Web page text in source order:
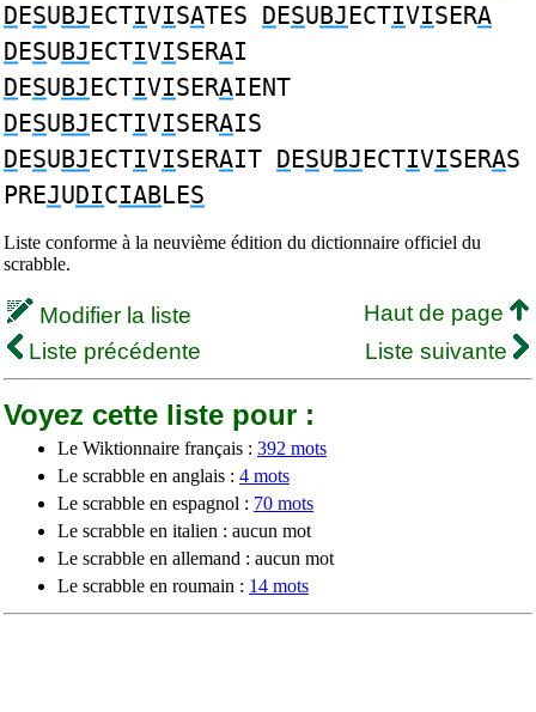
DESUBJECTIVISATES DESUBJECTIVISERA
DESUBJECTIVISERAI
DESUBJECTIVISERAIENT
DESUBJECTIVISERAIS
DESUBJECTIVISERAIT DESUBJECTIVISERAS
PREJUDICIABLES
Liste conforme à la neuvième édition du dictionnaire officiel du
scrabble.
Modifier la liste
Haut de page
Liste précédente
Liste suivante
Voyez cette liste pour :
Le Wiktionnaire français : 392 mots
Le scrabble en anglais : 4 mots
Le scrabble en espagnol : 70 mots
Le scrabble en italien : aucun mot
Le scrabble en allemand : aucun mot
Le scrabble en roumain : 14 mots